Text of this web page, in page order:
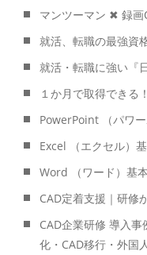
マンツーマン ✖ 録画
就活、転職の最強資
就活・転職に強い『
１か月で取得できる
PowerPoint （パワ
Excel （エクセル）
Word （ワード）基
CAD定着支援｜研修
CAD企業研修 導入
化・CAD移行・外国